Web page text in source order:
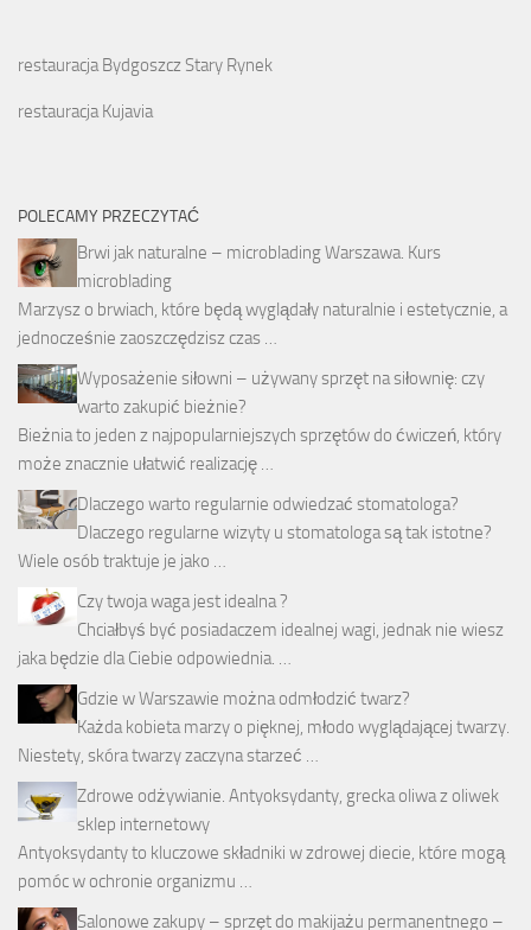
restauracja Bydgoszcz Stary Rynek
restauracja Kujavia
POLECAMY PRZECZYTAĆ
Brwi jak naturalne – microblading Warszawa. Kurs
microblading
Marzysz o brwiach, które będą wyglądały naturalnie i estetycznie, a
jednocześnie zaoszczędzisz czas …
Wyposażenie siłowni – używany sprzęt na siłownię: czy
warto zakupić bieżnie?
Bieżnia to jeden z najpopularniejszych sprzętów do ćwiczeń, który
może znacznie ułatwić realizację …
Dlaczego warto regularnie odwiedzać stomatologa?
Dlaczego regularne wizyty u stomatologa są tak istotne?
Wiele osób traktuje je jako …
Czy twoja waga jest idealna ?
Chciałbyś być posiadaczem idealnej wagi, jednak nie wiesz
jaka będzie dla Ciebie odpowiednia. …
Gdzie w Warszawie można odmłodzić twarz?
Każda kobieta marzy o pięknej, młodo wyglądającej twarzy.
Niestety, skóra twarzy zaczyna starzeć …
Zdrowe odżywianie. Antyoksydanty, grecka oliwa z oliwek
sklep internetowy
Antyoksydanty to kluczowe składniki w zdrowej diecie, które mogą
pomóc w ochronie organizmu …
Salonowe zakupy – sprzęt do makijażu permanentnego –